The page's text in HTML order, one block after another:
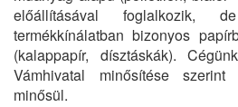
előállításával foglalkozik,
termékkínálatban bizonyos
(kalappapír, dísztáskák).
Vámhivatal minősítése szerint
minősül.